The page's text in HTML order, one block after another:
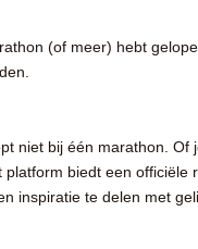
(of meer) hebt
niet bij één marathon.
biedt een
inspiratie te delen met